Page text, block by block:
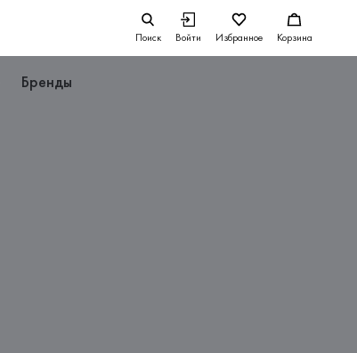
Поиск Войти Избранное Корзина
Бренды